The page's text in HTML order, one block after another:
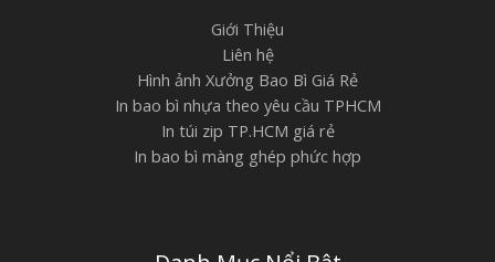
Giới Thiệu
Liên hệ
Hình ảnh Xưởng Bao Bì Giá Rẻ
In bao bì nhựa theo yêu cầu TPHCM
In túi zip TP.HCM giá rẻ
In bao bì màng ghép phức hợp